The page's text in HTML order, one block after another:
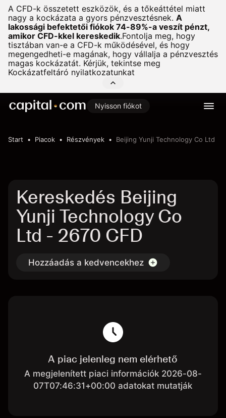
A CFD-k összetett eszközök, és a tőkeáttétel miatt
nagy a kockázata a gyors pénzvesztésnek. A
lakossági befektetői fiókok 74-89%-a veszít pénzt,
amikor CFD-kkel kereskedik.Fontolja meg, hogy
tisztában van-e a CFD-k működésével, és hogy
megengedheti-e magának, hogy vállalja a pénzvesztés
magas kockázatát. Kérjük, tekintse meg
Kockázatfeltáró nyilatkozatunkat
Nyisson fiókot
Start Piacok Részvények Beijing Yunji Technology Co Ltd
Kereskedés Beijing
Yunji Technology Co
Ltd - 2670 CFD
Hozzáadás a kedvencekhez
A piac jelenleg nem elérhető
A megjelenített piaci információk 2026-08-
07T07:46:31+00:00 adatokat mutatják